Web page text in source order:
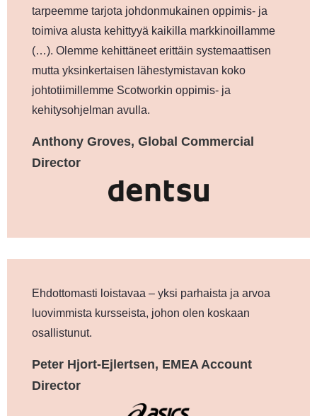
tarpeemme tarjota johdonmukainen oppimis- ja
toimiva alusta kehittyyä kaikilla markkinoillamme
(…). Olemme kehittäneet erittäin systemaattisen
mutta yksinkertaisen lähestymistavan koko
johtotiimillemme Scotworkin oppimis- ja
kehitysohjelman avulla.
Anthony Groves, Global Commercial
Director
Ehdottomasti loistavaa – yksi parhaista ja arvoa
luovimmista kursseista, johon olen koskaan
osallistunut.
Peter Hjort-Ejlertsen, EMEA Account
Director